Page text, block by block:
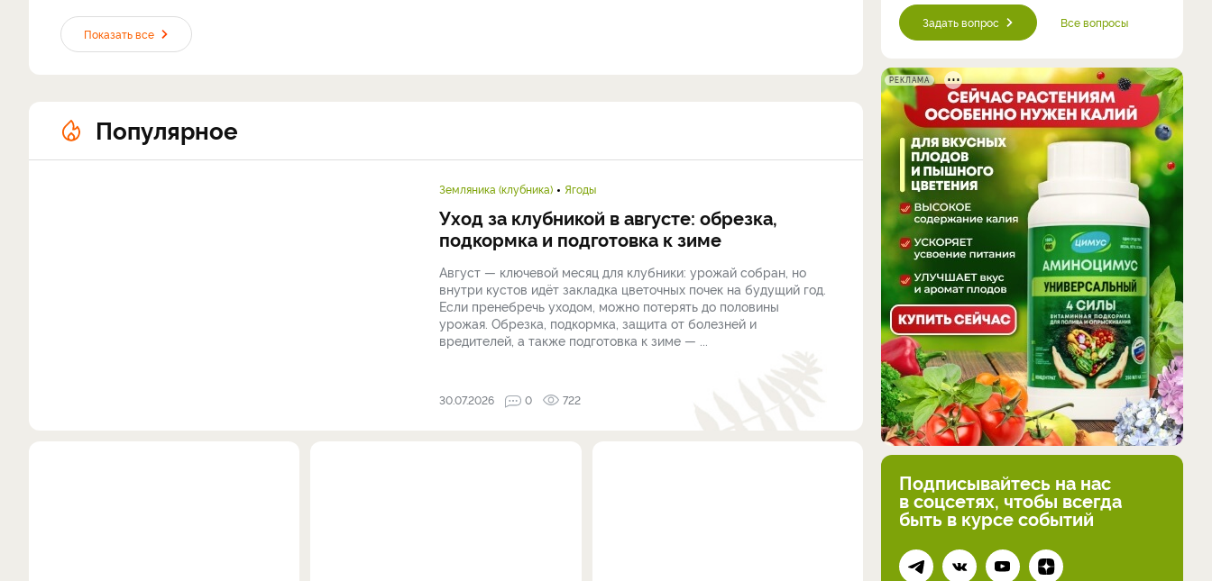
Показать все
Популярное
Земляника (клубника) Ягоды
Уход за клубникой в августе: обрезка,
подкормка и подготовка к зиме
Август — ключевой месяц для клубники: урожай собран, но
внутри кустов идёт закладка цветочных почек на будущий год.
Если пренебречь уходом, можно потерять до половины
урожая. Обрезка, подкормка, защита от болезней и
вредителей, а также подготовка к зиме — ...
30.07.2026 0 722
Задать вопрос Все вопросы
РЕКЛАМА
Подписывайтесь на нас
в соцсетях, чтобы всегда
быть в курсе событий